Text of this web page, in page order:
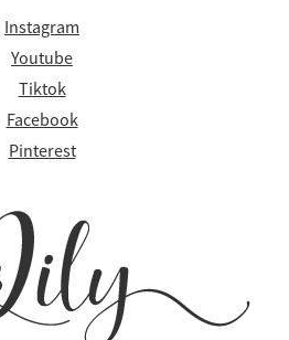
Instagram
Youtube
Tiktok
Facebook
Pinterest